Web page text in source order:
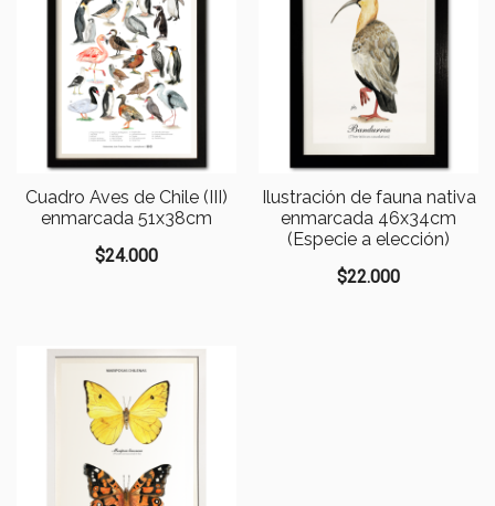
Cuadro Aves de Chile (III)
enmarcada 51x38cm
$24.000
Ilustración de fauna nativa
enmarcada 46x34cm
(Especie a elección)
$22.000